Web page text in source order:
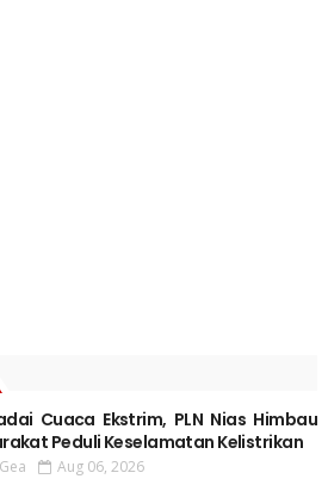
Cuaca Ekstrim, PLN Nias Himbau
Peduli Keselamatan Kelistrikan
Aug 06, 2026